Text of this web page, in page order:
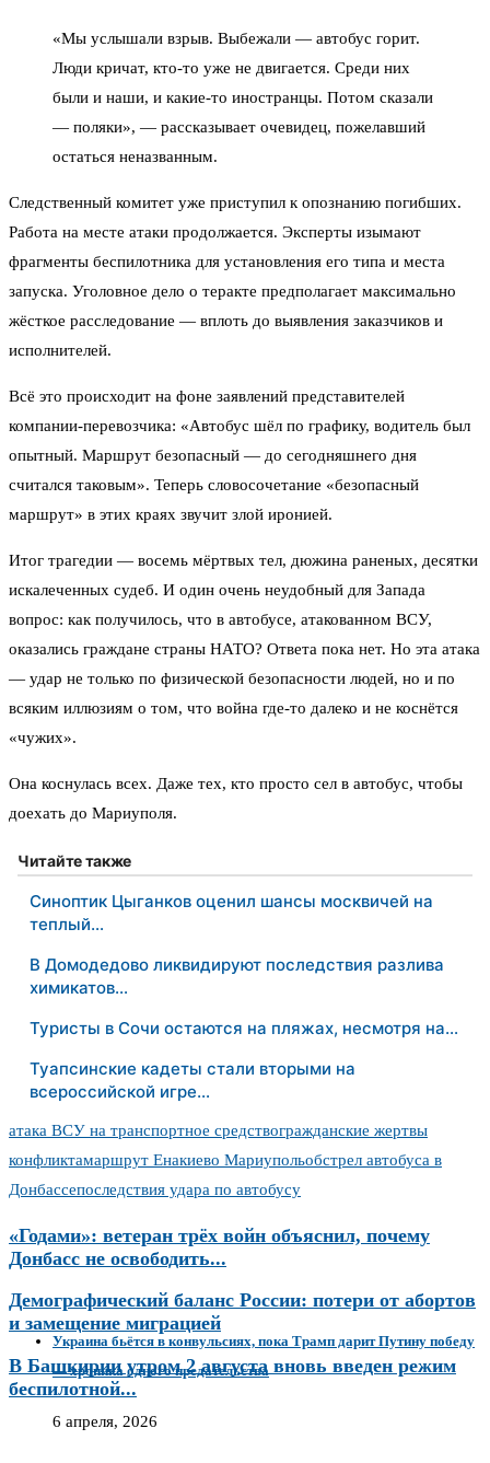
«Мы услышали взрыв. Выбежали — автобус горит.
Люди кричат, кто-то уже не двигается. Среди них
были и наши, и какие-то иностранцы. Потом сказали
— поляки», — рассказывает очевидец, пожелавший
остаться неназванным.
Следственный комитет уже приступил к опознанию погибших.
Работа на месте атаки продолжается. Эксперты изымают
фрагменты беспилотника для установления его типа и места
запуска. Уголовное дело о теракте предполагает максимально
жёсткое расследование — вплоть до выявления заказчиков и
исполнителей.
Всё это происходит на фоне заявлений представителей
компании-перевозчика: «Автобус шёл по графику, водитель был
опытный. Маршрут безопасный — до сегодняшнего дня
считался таковым». Теперь словосочетание «безопасный
маршрут» в этих краях звучит злой иронией.
Итог трагедии — восемь мёртвых тел, дюжина раненых, десятки
искалеченных судеб. И один очень неудобный для Запада
вопрос: как получилось, что в автобусе, атакованном ВСУ,
оказались граждане страны НАТО? Ответа пока нет. Но эта атака
— удар не только по физической безопасности людей, но и по
всяким иллюзиям о том, что война где-то далеко и не коснётся
«чужих».
Она коснулась всех. Даже тех, кто просто сел в автобус, чтобы
доехать до Мариуполя.
Читайте также
Синоптик Цыганков оценил шансы москвичей на
теплый…
В Домодедово ликвидируют последствия разлива
химикатов…
Туристы в Сочи остаются на пляжах, несмотря на…
Туапсинские кадеты стали вторыми на
всероссийской игре…
атака ВСУ на транспортное средствогражданские жертвы
конфликтамаршрут Енакиево Мариупольобстрел автобуса в
Донбассепоследствия удара по автобусу
«Годами»: ветеран трёх войн объяснил, почему
Донбасс не освободить...
Демографический баланс России: потери от абортов
и замещение миграцией
В Башкирии утром 2 августа вновь введен режим
беспилотной...
Украина бьётся в конвульсиях, пока Трамп дарит Путину победу
— хроника одного предательства
6 апреля, 2026